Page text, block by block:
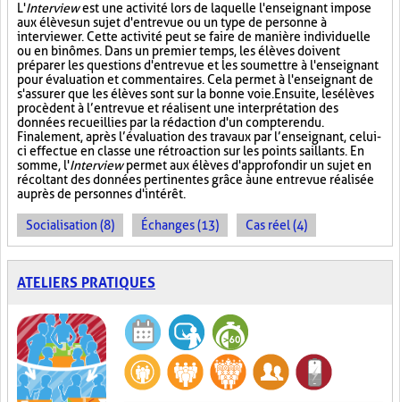
L'Interviewest une activité lors de laquelle l'enseignant impose
aux élèves un sujet d'entrevue ou un type de personne à
interviewer. Cette activité peut se faire de manière individuelle
ou en binômes. Dans un premier temps, les élèves doivent
préparer les questions d'entrevue et les soumettre à l'enseignant
pour évaluation et commentaires. Cela permet à l'enseignant de
s'assurer que les élèves sont sur la bonne voie. Ensuite, les élèves
procèdent à l’entrevue et réalisent une interprétation des
données recueillies par la rédaction d'un compte rendu.
Finalement, après l’évaluation des travaux par l’enseignant, celui-
ci effectue en classe une rétroaction sur les points saillants. En
somme, l'Interviewpermet aux élèves d'approfondir un sujet en
récoltant des données pertinentes grâce à une entrevue réalisée
auprès de personnes d'intérêt.
Socialisation (8) Échanges (13) Cas réel (4)
ATELIERS PRATIQUES